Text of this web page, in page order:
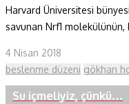
Harvard Üniversitesi
savunan Nrf1 molekülünün,
4 Nisan 2018
beslenme düzeni gökhan
Su içmeliyiz, çünkü…